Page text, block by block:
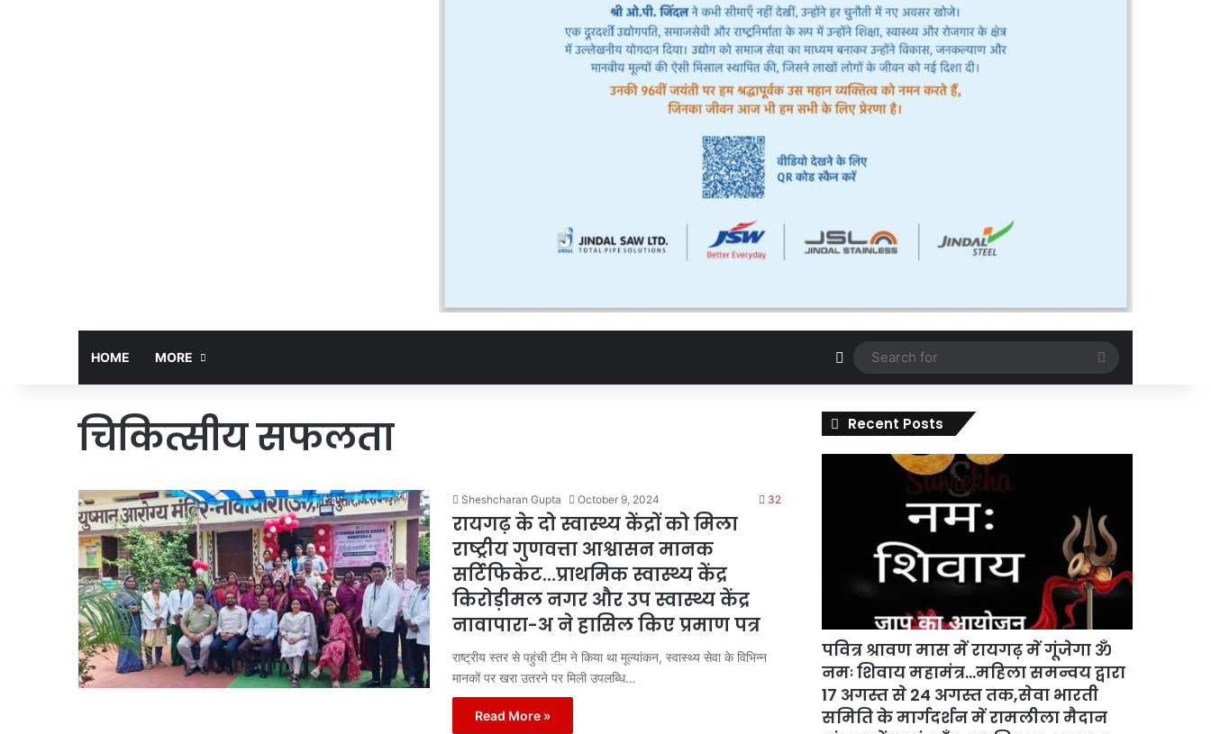
HOME MORE Random Article
Search
for
चिकित्सीय सफलता
Sheshcharan Gupta October 9, 2024 32
रायगढ़ के दो स्वास्थ्य केंद्रों को मिला
राष्ट्रीय गुणवत्ता आश्वासन मानक
सर्टिफिकेट…प्राथमिक स्वास्थ्य केंद्र
किरोड़ीमल नगर और उप स्वास्थ्य केंद्र
नावापारा-अ ने हासिल किए प्रमाण पत्र
राष्ट्रीय स्तर से पहुंची टीम ने किया था मूल्यांकन, स्वास्थ्य सेवा के विभिन्न
मानकों पर खरा उतरने पर मिली उपलब्धि…
Read More »
Recent Posts
पवित्र श्रावण मास में रायगढ़ में गूंजेगा ॐ
नमः शिवाय महामंत्र…महिला समन्वय द्वारा
17 अगस्त से 24 अगस्त तक,सेवा भारती
समिति के मार्गदर्शन में रामलीला मैदान